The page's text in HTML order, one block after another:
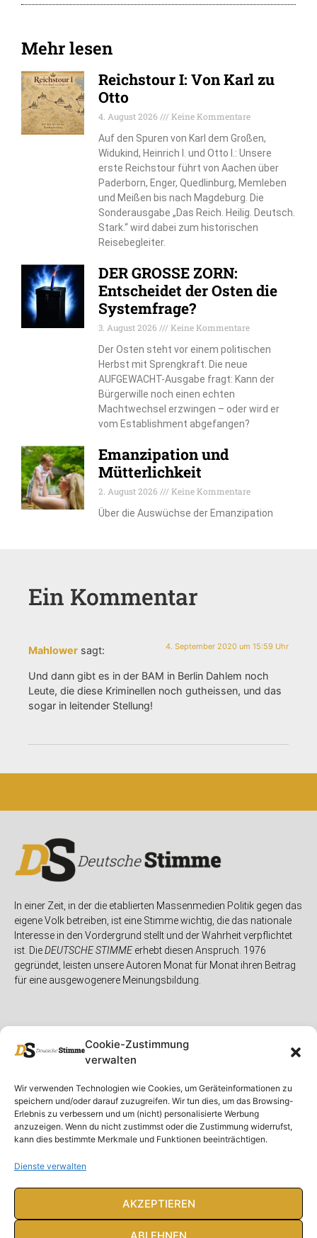
Cookie-Zustimmung
verwalten
Wir verwenden Technologien wie Cookies, um Geräteinformationen zu
speichern und/oder darauf zuzugreifen. Wir tun dies, um das Browsing-
Erlebnis zu verbessern und um (nicht) personalisierte Werbung
anzuzeigen. Wenn du nicht zustimmst oder die Zustimmung widerrufst,
kann dies bestimmte Merkmale und Funktionen beeinträchtigen.
Dienste verwalten
AKZEPTIEREN
ABLEHNEN
Mehr lesen
Reichstour I: Von Karl zu
Otto
4. August 2026
Keine Kommentare
Auf den Spuren von Karl dem Großen,
Widukind, Heinrich I. und Otto I.: Unsere
erste Reichstour führt von Aachen über
Paderborn, Enger, Quedlinburg, Memleben
und Meißen bis nach Magdeburg. Die
Sonderausgabe „Das Reich. Heilig. Deutsch.
Stark.“ wird dabei zum historischen
Reisebegleiter.
DER GROSSE ZORN:
Entscheidet der Osten die
Systemfrage?
3. August 2026
Keine Kommentare
Der Osten steht vor einem politischen
Herbst mit Sprengkraft. Die neue
AUFGEWACHT-Ausgabe fragt: Kann der
Bürgerwille noch einen echten
Machtwechsel erzwingen – oder wird er
vom Establishment abgefangen?
Emanzipation und
Mütterlichkeit
2. August 2026
Keine Kommentare
Über die Auswüchse der Emanzipation
Ein Kommentar
Mahlower sagt: 4. September 2020 um 15:59 Uhr
Und dann gibt es in der BAM in Berlin Dahlem noch
Leute, die diese Kriminellen noch gutheissen, und das
sogar in leitender Stellung!
In einer Zeit, in der die etablierten Massenmedien Politik gegen das
eigene Volk betreiben, ist eine Stimme wichtig, die das nationale
Interesse in den Vordergrund stellt und der Wahrheit verpflichtet
ist. DieDEUTSCHE STIMMEerhebt diesen Anspruch. 1976
gegründet, leisten unsere Autoren Monat für Monat ihren Beitrag
für eine ausgewogenere Meinungsbildung.
Unser Magazin
Spenden
Ausgaben
Abonnieren
Rubriken
Deutschland
Ausland
Feuilleton
Rechtliches
Rechtliche Hinweise
Impressum
Datenschutzerklärung